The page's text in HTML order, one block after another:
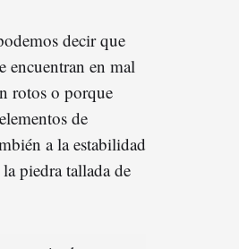
decir que
encuentran en mal
rotos o porque
de
a la estabilidad
piedra tallada de